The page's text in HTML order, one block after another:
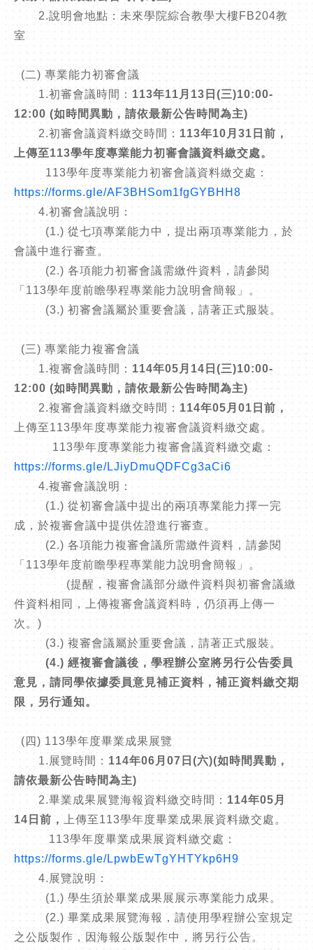
2.說明會地點：未來學院綜合教學大樓FB204教
室
(二) 專業能力初審會議
1.初審會議時間： 113年11月13日(三)10:00-
12:00 (如時間異動，請依最新公告時間為主)
2.初審會議資料繳交時間： 113年10月31日前，
上傳至113學年度專業能力初審會議資料繳交處。
113學年度專業能力初審會議資料繳交處：
https://forms.gle/AF3BHSom1fgGYBHH8
4.初審會議說明：
(1.) 從七項專業能力中，提出兩項專業能力，於
會議中進行審查。
(2.) 各項能力初審會議需繳件資料，請參閱
「113學年度前瞻學程專業能力說明會簡報」。
(3.) 初審會議屬於重要會議，請著正式服裝。
(三) 專業能力複審會議
1.複審會議時間： 114年05月14日(三)10:00-
12:00 (如時間異動，請依最新公告時間為主)
2.複審會議資料繳交時間： 114年05月01日前，
上傳至113學年度專業能力複審會議資料繳交處。
113學年度專業能力複審會議資料繳交處：
https://forms.gle/LJiyDmuQDFCg3aCi6
4.複審會議說明：
(1.) 從初審會議中提出的兩項專業能力擇一完
成，於複審會議中提供佐證進行審查。
(2.) 各項能力複審會議所需繳件資料，請參閱
「113學年度前瞻學程專業能力說明會簡報」。
(提醒，複審會議部分繳件資料與初審會議繳
件資料相同，上傳複審會議資料時，仍須再上傳一
次。)
(3.) 複審會議屬於重要會議，請著正式服裝。
(4.) 經複審會議後，學程辦公室將另行公告委員
意見，請同學依據委員意見補正資料，補正資料繳交期
限，另行通知。
(四) 113學年度畢業成果展覽
1.展覽時間： 114年06月07日(六)(如時間異動，
請依最新公告時間為主)
2.畢業成果展覽海報資料繳交時間： 114年05月
14日前，
上傳至113學年度畢業成果展資料繳交處。
113學年度畢業成果展資料繳交處：
https://forms.gle/LpwbEwTgYHTYkp6H9
4.展覽說明：
(1.) 學生須於畢業成果展展示專業能力成果。
(2.) 畢業成果展覽海報，請使用學程辦公室規定
之公版製作，因海報公版製作中，將另行公告。